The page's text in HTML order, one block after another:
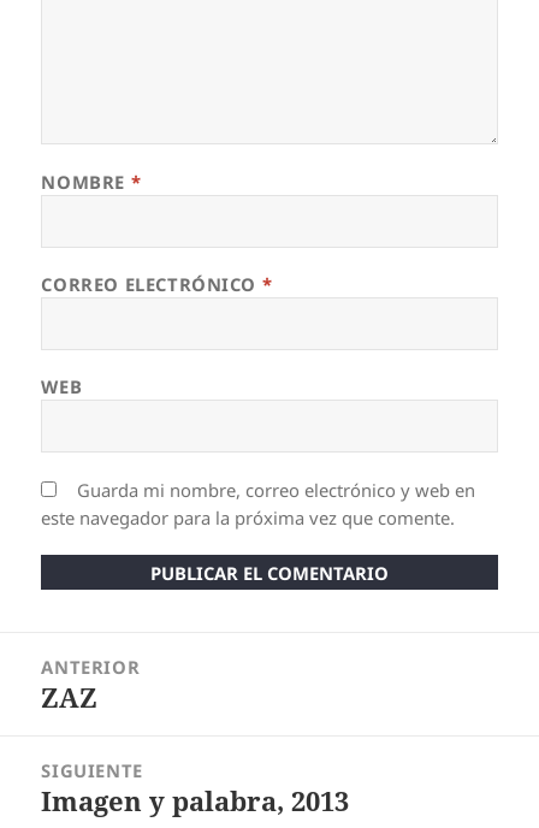
NOMBRE *
CORREO ELECTRÓNICO *
WEB
Guarda mi nombre, correo electrónico y web en
este navegador para la próxima vez que comente.
entradas
ANTERIOR
Entrada
anterior:
ZAZ
SIGUIENTE
Entrada
siguiente:
Imagen y palabra, 2013